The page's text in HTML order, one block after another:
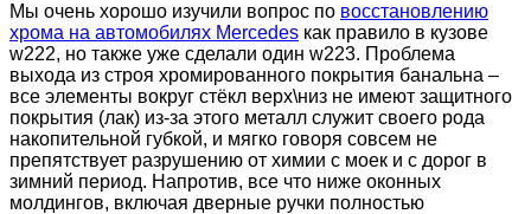
Мы очень хорошо изучили вопрос по восстановлению
хрома на автомобилях Mercedes как правило в кузове
w222, но также уже сделали один w223. Проблема
выхода из строя хромированного покрытия банальна –
все элементы вокруг стёкл верх\низ не имеют защитного
покрытия (лак) из-за этого металл служит своего рода
накопительной губкой, и мягко говоря совсем не
препятствует разрушению от химии с моек и с дорог в
зимний период. Напротив, все что ниже оконных
молдингов, включая дверные ручки полностью